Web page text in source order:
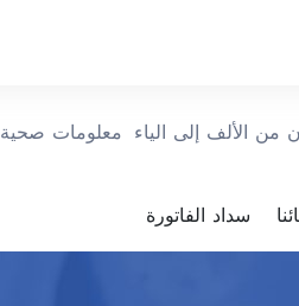
من الألف إلى الياء معلومات صحية
سداد الفاتورة